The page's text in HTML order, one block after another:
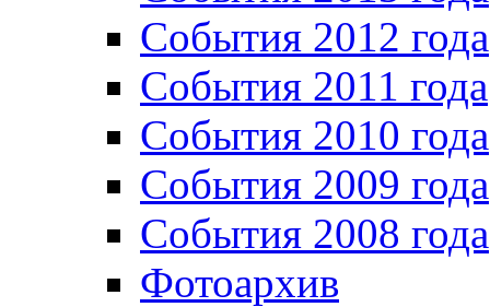
События 2012 года
События 2011 года
События 2010 года
События 2009 года
События 2008 года
Фотоархив